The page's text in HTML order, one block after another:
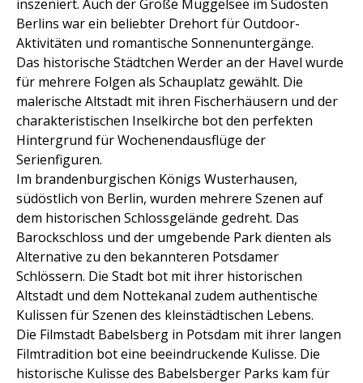
inszeniert. Auch der Große Müggelsee im Südosten
Berlins war ein beliebter Drehort für Outdoor-
Aktivitäten und romantische Sonnenuntergänge.
Das historische Städtchen Werder an der Havel wurde
für mehrere Folgen als Schauplatz gewählt. Die
malerische Altstadt mit ihren Fischerhäusern und der
charakteristischen Inselkirche bot den perfekten
Hintergrund für Wochenendausflüge der
Serienfiguren.
Im brandenburgischen Königs Wusterhausen,
südöstlich von Berlin, wurden mehrere Szenen auf
dem historischen Schlossgelände gedreht. Das
Barockschloss und der umgebende Park dienten als
Alternative zu den bekannteren Potsdamer
Schlössern. Die Stadt bot mit ihrer historischen
Altstadt und dem Nottekanal zudem authentische
Kulissen für Szenen des kleinstädtischen Lebens.
Die Filmstadt Babelsberg in Potsdam mit ihrer langen
Filmtradition bot eine beeindruckende Kulisse. Die
historische Kulisse des Babelsberger Parks kam für